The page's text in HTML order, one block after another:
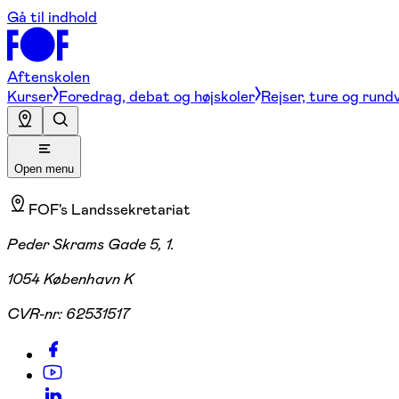
Gå til indhold
Aftenskolen
Kurser Foredrag, debat og højskoler Rejser, ture og
Open menu
FOF's Landssekretariat
Peder Skrams Gade 5, 1.
1054 København K
CVR-nr: 62531517